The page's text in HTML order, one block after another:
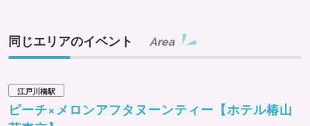
同じエリアのイベント Area
江戸川橋駅
ピーチ×メロンアフタヌーンティー【ホテル椿山